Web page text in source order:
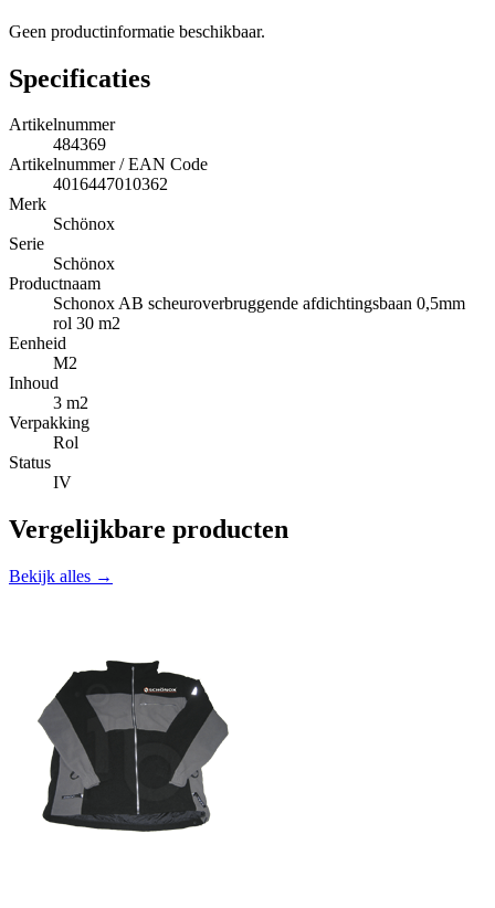
Geen productinformatie beschikbaar.
Specificaties
Artikelnummer
484369
Artikelnummer / EAN Code
4016447010362
Merk
Schönox
Serie
Schönox
Productnaam
Schonox AB scheuroverbruggende afdichtingsbaan 0,5mm
rol 30 m2
Eenheid
M2
Inhoud
3 m2
Verpakking
Rol
Status
IV
Vergelijkbare producten
Bekijk alles →